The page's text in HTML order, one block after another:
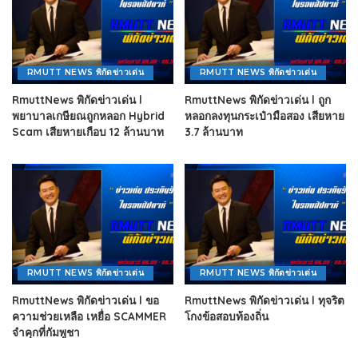
RMUTT NEWS พิกัดข่าวเด่น
RmuttNews พิกัดข่าวเด่น l
พยาบาลเกษียณถูกหลอก Hybrid
Scam เสียหายเกือบ 12 ล้านบาท
RMUTT NEWS พิกัดข่าวเด่น
RmuttNews พิกัดข่าวเด่น l ถูก
หลอกลงทุนกระเป๋ามือสอง เสียหาย
3.7 ล้านบาท
RMUTT NEWS พิกัดข่าวเด่น
RmuttNews พิกัดข่าวเด่น l ขอ
ความช่วยเหลือ เหยื่อ SCAMMER
จำคุกที่กัมพูชา
RMUTT NEWS พิกัดข่าวเด่น
RmuttNews พิกัดข่าวเด่น l ทุจริต
โกงข้อสอบท้องถิ่น